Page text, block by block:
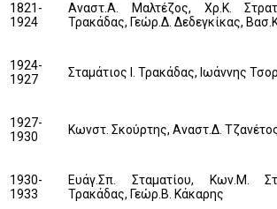
1821-
1924
Αναστ.Α. Μαλτέζος, Χρ.Κ.
Τρακάδας, Γεώρ.∆. ∆εδεγκίκας,
1924-
1927
Σταµάτιος Ι. Τρακάδας, Ιωάννης
1927-
1930
Κωνστ. Σκούρτης, Αναστ.∆.
1930-
1933
Ευάγ.Σπ. Σταµατίου, Κων.Μ.
Τρακάδας, Γεώρ.Β. Κάκαρης